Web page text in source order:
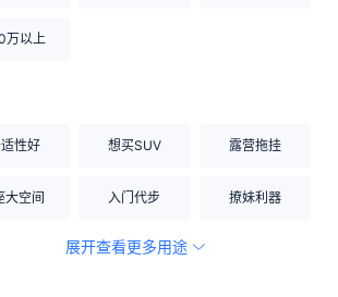
万以上
性好 想买SUV 露营拖挂
大空间 入门代步 撩妹利器
空间宽敞
展开查看更多用途